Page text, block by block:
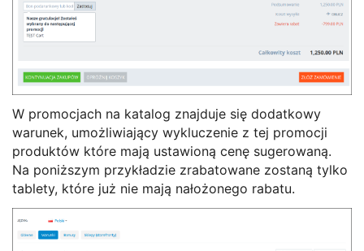
W promocjach na katalog znajduje się dodatkowy
warunek, umożliwiający wykluczenie z tej promocji
produktów które mają ustawioną cenę sugerowaną.
Na poniższym przykładzie zrabatowane zostaną tylko
tablety, które już nie mają nałożonego rabatu.